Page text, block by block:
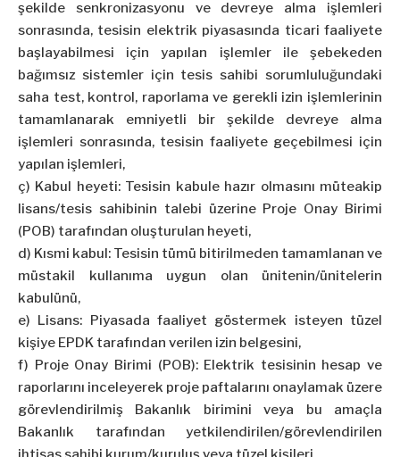
şekilde senkronizasyonu ve devreye alma işlemleri
sonrasında, tesisin elektrik piyasasında ticari faaliyete
başlayabilmesi için yapılan işlemler ile şebekeden
bağımsız sistemler için tesis sahibi sorumluluğundaki
saha test, kontrol, raporlama ve gerekli izin işlemlerinin
tamamlanarak emniyetli bir şekilde devreye alma
işlemleri sonrasında, tesisin faaliyete geçebilmesi için
yapılan işlemleri,
ç) Kabul heyeti: Tesisin kabule hazır olmasını müteakip
lisans/tesis sahibinin talebi üzerine Proje Onay Birimi
(POB) tarafından oluşturulan heyeti,
d) Kısmi kabul: Tesisin tümü bitirilmeden tamamlanan ve
müstakil kullanıma uygun olan ünitenin/ünitelerin
kabulünü,
e) Lisans: Piyasada faaliyet göstermek isteyen tüzel
kişiye EPDK tarafından verilen izin belgesini,
f) Proje Onay Birimi (POB): Elektrik tesisinin hesap ve
raporlarını inceleyerek proje paftalarını onaylamak üzere
görevlendirilmiş Bakanlık birimini veya bu amaçla
Bakanlık tarafından yetkilendirilen/görevlendirilen